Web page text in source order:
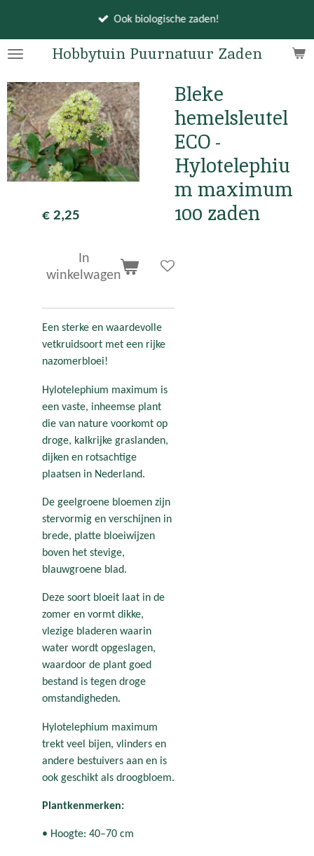
naar
hoofdinhoud
Hobbytuin Puurnatuur Zaden
Ook biologische zaden!
Bleke
hemelsleutel
ECO -
Hylotelephiu
m maximum
100 zaden
€ 2,25
In
winkelwagen
Een sterke en waardevolle
vetkruidsoort met een rijke
nazomerbloei!
Hylotelephium maximum is
een vaste, inheemse plant
die van nature voorkomt op
droge, kalkrijke graslanden,
dijken en rotsachtige
plaatsen in Nederland.
De geelgroene bloemen zijn
stervormig en verschijnen in
brede, platte bloeiwijzen
boven het stevige,
blauwgroene blad.
Deze soort bloeit laat in de
zomer en vormt dikke,
vlezige bladeren waarin
water wordt opgeslagen,
waardoor de plant goed
bestand is tegen droge
omstandigheden.
Hylotelephium maximum
trekt veel bijen, vlinders en
andere bestuivers aan en is
ook geschikt als droogbloem.
Plantkenmerken:
• Hoogte: 40–70 cm